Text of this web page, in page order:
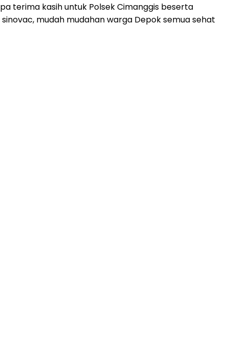
terima kasih untuk Polsek Cimanggis beserta
mudah mudahan warga Depok semua sehat